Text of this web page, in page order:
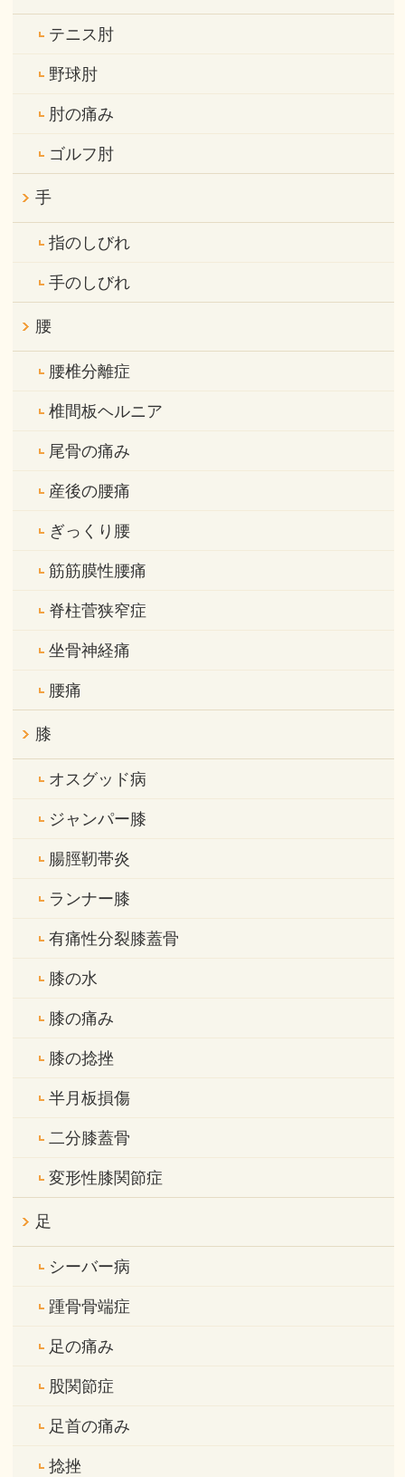
テニス肘
野球肘
肘の痛み
ゴルフ肘
手
指のしびれ
手のしびれ
腰
腰椎分離症
椎間板ヘルニア
尾骨の痛み
産後の腰痛
ぎっくり腰
筋筋膜性腰痛
脊柱菅狭窄症
坐骨神経痛
腰痛
膝
オスグッド病
ジャンパー膝
腸脛靭帯炎
ランナー膝
有痛性分裂膝蓋骨
膝の水
膝の痛み
膝の捻挫
半月板損傷
二分膝蓋骨
変形性膝関節症
足
シーバー病
踵骨骨端症
足の痛み
股関節症
足首の痛み
捻挫